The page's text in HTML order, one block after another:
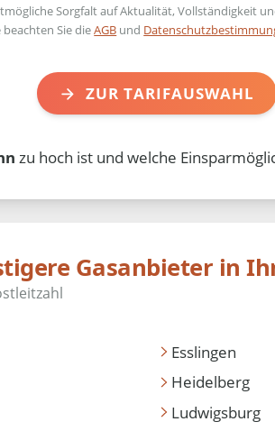
Sorgfalt auf Aktualität, Vollständigkeit
Sie dieAGB und
ZUR TARIFAUSWAHL
zu hoch ist und welche
Gasanbieter in
Esslingen
Heidelberg
Ludwigsburg